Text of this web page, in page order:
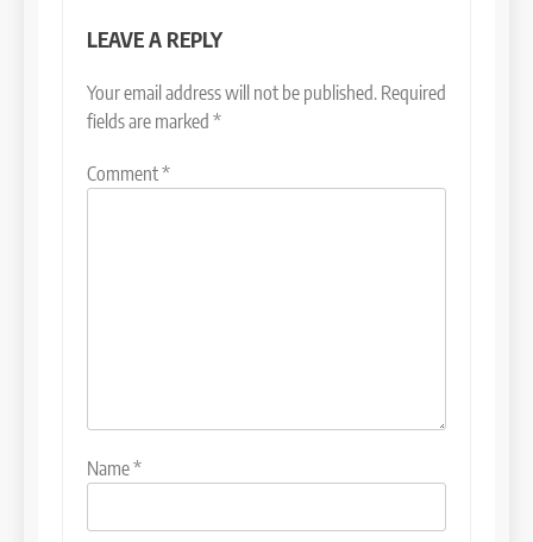
LEAVE A REPLY
Your email address will not be published. Required
fields are marked *
Comment*
Name*